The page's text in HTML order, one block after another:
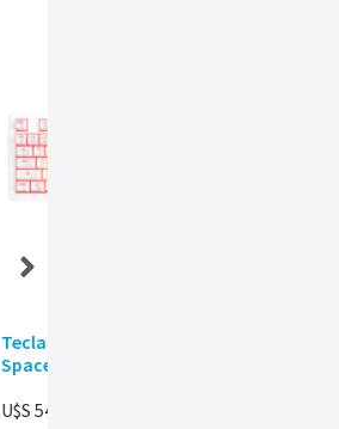
Teclado Mecánico MK852 FANTECH
Space
U$S 54.00